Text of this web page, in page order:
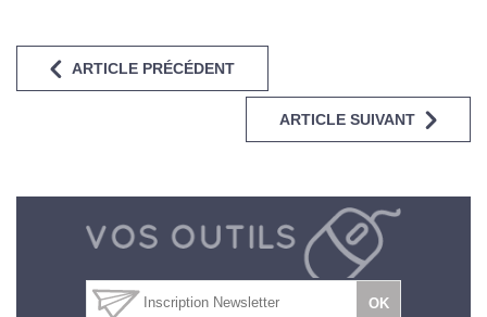
ARTICLE PRÉCÉDENT
ARTICLE SUIVANT